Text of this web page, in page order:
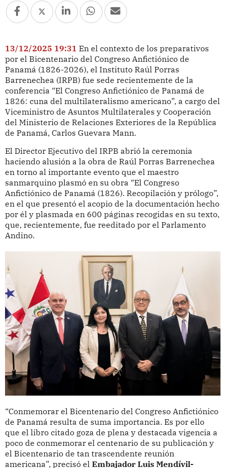
13/12/2025 19:31 En el contexto de los preparativos
por el Bicentenario del Congreso Anfictiónico de
Panamá (1826-2026), el Instituto Raúl Porras
Barrenechea (IRPB) fue sede recientemente de la
conferencia “El Congreso Anfictiónico de Panamá de
1826: cuna del multilateralismo americano”, a cargo del
Viceministro de Asuntos Multilaterales y Cooperación
del Ministerio de Relaciones Exteriores de la República
de Panamá, Carlos Guevara Mann.
El Director Ejecutivo del IRPB abrió la ceremonia
haciendo alusión a la obra de Raúl Porras Barrenechea
en torno al importante evento que el maestro
sanmarquino plasmó en su obra “El Congreso
Anfictiónico de Panamá (1826). Recopilación y prólogo”,
en el que presentó el acopio de la documentación hecho
por él y plasmada en 600 páginas recogidas en su texto,
que, recientemente, fue reeditado por el Parlamento
Andino.
“Conmemorar el Bicentenario del Congreso Anfictiónico
de Panamá resulta de suma importancia. Es por ello
que el libro citado goza de plena y destacada vigencia a
poco de conmemorar el centenario de su publicación y
el Bicentenario de tan trascendente reunión
americana”, precisó el Embajador Luis Mendívil-